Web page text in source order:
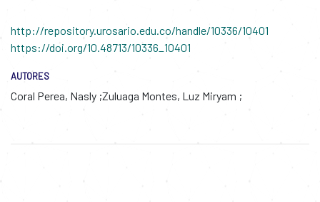
http://repository.urosario.edu.co/handle/10336/10401
https://doi.org/10.48713/10336_10401
AUTORES
Coral Perea, Nasly Zuluaga Montes, Luz Miryam